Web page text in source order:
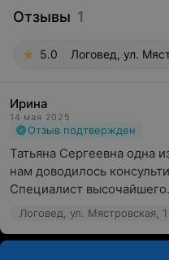
Отзывы 1
5.0 Логовед, ул.
Ирина
14 мая 2025
Отзыв подтвержден
Татьяна Сергеевна одна
нам доводилось
Специалист
Логовед, ул. Мястровская, 1